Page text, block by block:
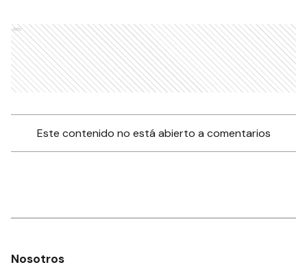
Ads
Este contenido no está abierto a comentarios
Nosotros